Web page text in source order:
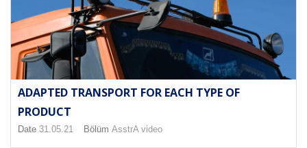
ADAPTED TRANSPORT FOR EACH TYPE OF
PRODUCT
Date 31.05.21 Bölüm AsstrA video